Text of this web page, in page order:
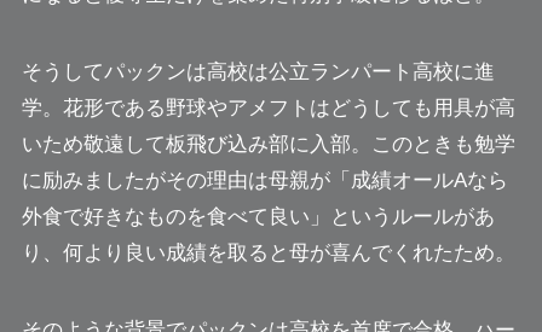
そうしてパックンは高校は公立ランパート高校に進
学。花形である野球やアメフトはどうしても用具が高
いため敬遠して板飛び込み部に入部。このときも勉学
に励みましたがその理由は母親が「成績オールAなら
外食で好きなものを食べて良い」というルールがあ
り、何より良い成績を取ると母が喜んでくれたため。